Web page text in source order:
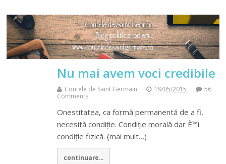
Nu mai avem voci credibile
Contele de Saint Germain 19/05/2015
56
Comments
Onestitatea, ca formă permanentă de a fi,
necesită condiție. Condiție morală dar È™i
condiție fizică. (mai mult…)
continuare...